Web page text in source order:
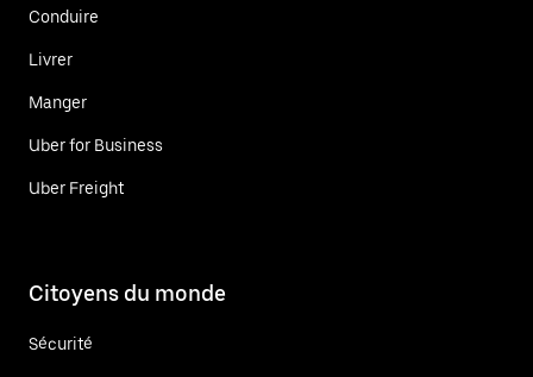
Conduire
Livrer
Manger
Uber for Business
Uber Freight
Citoyens du monde
Sécurité